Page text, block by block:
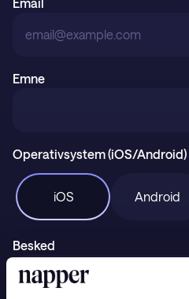
Vores historie
Gave
HENT I
Emne
Operativsystem (iOS/Android)
iOS Android
Besked